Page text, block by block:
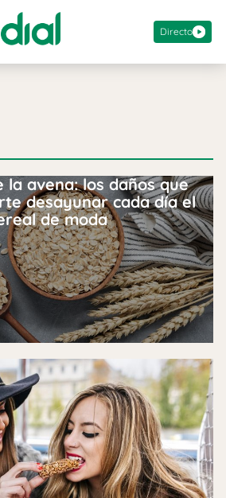
Directo
la avena: los daños que
desayunar cada día el
de moda